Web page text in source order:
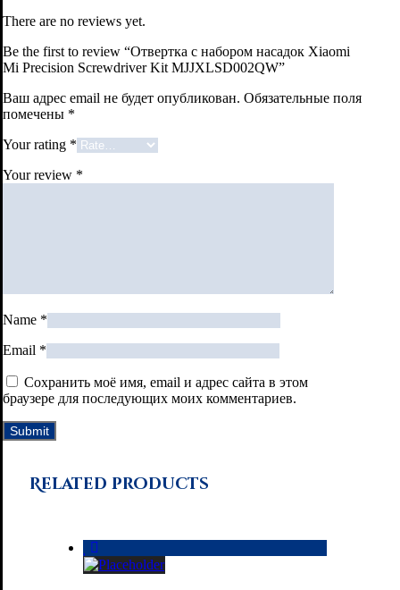
There are no reviews yet.
Be the first to review “Отвертка с набором насадок Xiaomi
Mi Precision Screwdriver Kit MJJXLSD002QW”
Ваш адрес email не будет опубликован. Обязательные поля
помечены *
Your rating *
Your review *
Name *
Email *
Сохранить моё имя, email и адрес сайта в этом
браузере для последующих моих комментариев.
Related products